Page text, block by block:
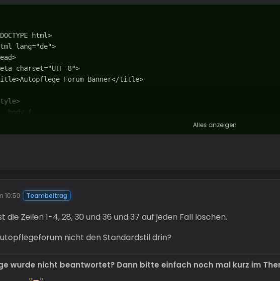
Alles anzeigen
10:50 Teambeitrag
die Zeilen 1-4, 28, 30 und 36 und 37 auf jeden Fall löschen.
nicht den Standardstil drin?
wurde nicht beantwortet? Dann bitte einfach noch mal kurz im